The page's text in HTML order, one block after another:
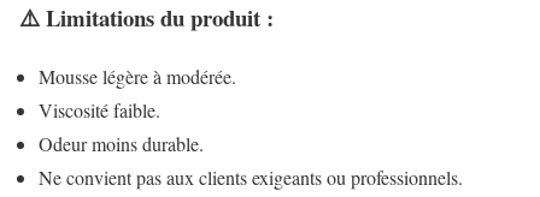
⚠️Limitations du produit :
Mousse légère à modérée.
Viscosité faible.
Odeur moins durable.
Ne convient pas aux clients exigeants ou professionnels.